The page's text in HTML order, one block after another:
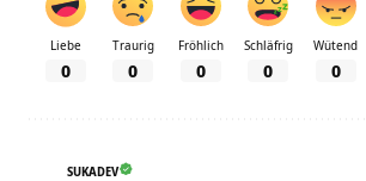
Liebe
0
Traurig
0
Fröhlich
0
Schläfrig
0
Wütend
0
SUKADEV